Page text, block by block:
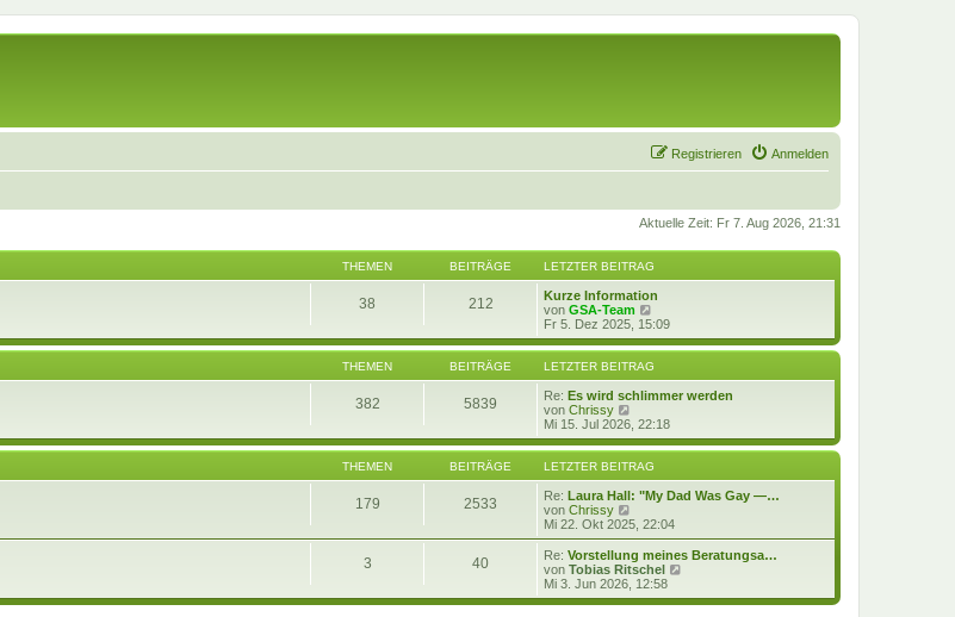
Anmelden
Registrieren
Aktuelle Zeit: Fr 7. Aug 2026, 21:31
THEMEN BEITRÄGE LETZTER BEITRAG
38 212
Kurze Information
von GSA-Team
e
u
e
s
t
e
B
e
i
t
r
a
Fr 5. Dez 2025, 15:09
THEMEN BEITRÄGE LETZTER BEITRAG
382 5839 Re: Es wird schlimmer werden
von Chrissy
e
u
e
s
t
e
B
e
i
t
g
Mi 15. Jul 2026, 22:18
THEMEN BEITRÄGE LETZTER BEITRAG
179 2533 Re: Laura Hall: "My Dad Was Gay —…
von Chrissy
e
u
e
s
r
Mi 22. Okt 2025, 22:04
3 40 Re: Vorstellung meines Beratungsa…
von Tobias Ritschel
u
Mi 3. Jun 2026, 12:58